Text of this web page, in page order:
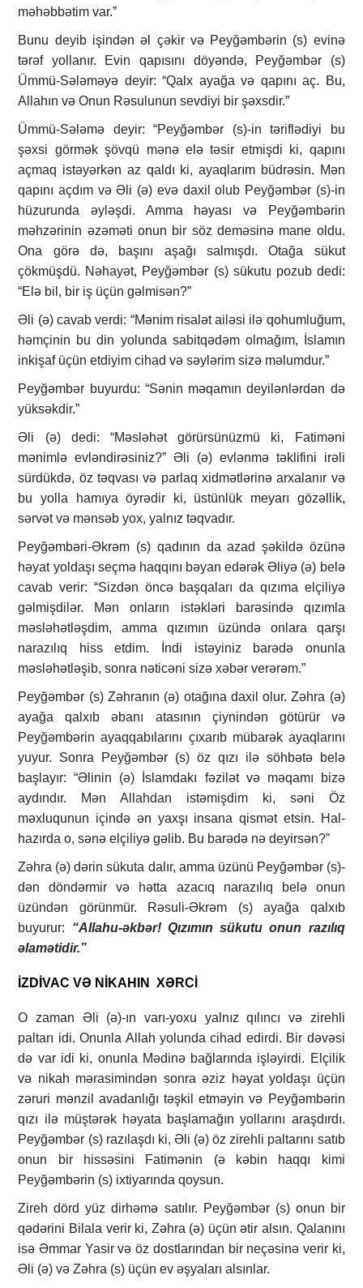
məhəbbətim var.”
Bunu deyib işindən əl çəkir və Peyğəmbərin (s) evinə
tərəf yollanır. Evin qapısını döyəndə, Peyğəmbər (s)
Ümmü-Sələməyə deyir: “Qalx ayağa və qapını aç. Bu,
Allahın və Onun Rəsulunun sevdiyi bir şəxsdir.”
Ümmü-Sələmə deyir: “Peyğəmbər (s)-in təriflədiyi bu
şəxsi görmək şövqü mənə elə təsir etmişdi ki, qapını
açmaq istəyərkən az qaldı ki, ayaqlarım büdrəsin. Mən
qapını açdım və Əli (ə) evə daxil olub Peyğəmbər (s)-in
hüzurunda əyləşdi. Amma həyası və Peyğəmbərin
məhzərinin əzəməti onun bir söz deməsinə mane oldu.
Ona görə də, başını aşağı salmışdı. Otağa sükut
çökmüşdü. Nəhayət, Peyğəmbər (s) sükutu pozub dedi:
“Elə bil, bir iş üçün gəlmisən?”
Əli (ə) cavab verdi: “Mənim risalət ailəsi ilə qohumluğum,
həmçinin bu din yolunda sabitqədəm olmağım, İslamın
inkişaf üçün etdiyim cihad və səylərim sizə məlumdur.”
Peyğəmbər buyurdu: “Sənin məqamın deyilənlərdən də
yüksəkdir.”
Əli (ə) dedi: “Məsləhət görürsünüzmü ki, Fatiməni
mənimlə evləndirəsiniz?” Əli (ə) evlənmə təklifini irəli
sürdükdə, öz təqvası və parlaq xidmətlərinə arxalanır və
bu yolla hamıya öyrədir ki, üstünlük meyarı gözəllik,
sərvət və mənsəb yox, yalnız təqvadır.
Peyğəmbəri-Əkrəm (s) qadının da azad şəkildə özünə
həyat yoldaşı seçmə haqqını bəyan edərək Əliyə (ə) belə
cavab verir: “Sizdən öncə başqaları da qızıma elçiliyə
gəlmişdilər. Mən onların istəkləri barəsində qızımla
məsləhətləşdim, amma qızımın üzündə onlara qarşı
narazılıq hiss etdim. İndi istəyiniz barədə onunla
məsləhətləşib, sonra nəticəni sizə xəbər verərəm.”
Peyğəmbər (s) Zəhranın (ə) otağına daxil olur. Zəhra (ə)
ayağa qalxıb əbanı atasının çiynindən götürür və
Peyğəmbərin ayaqqabılarını çıxarıb mübarək ayaqlarını
yuyur. Sonra Peyğəmbər (s) öz qızı ilə söhbətə belə
başlayır: “Əlinin (ə) İslamdakı fəzilət və məqamı bizə
aydındır. Mən Allahdan istəmişdim ki, səni Öz
məxluqunun içində ən yaxşı insana qismət etsin. Hal-
hazırda o, sənə elçiliyə gəlib. Bu barədə nə deyirsən?”
Zəhra (ə) dərin sükuta dalır, amma üzünü Peyğəmbər (s)-
dən döndərmir və hətta azacıq narazılıq belə onun
üzündən görünmür. Rəsuli-Əkrəm (s) ayağa qalxıb
buyurur: “Allahu-əkbər! Qızımın sükutu onun razılıq
əlamətidir.”
İZDİVAC VƏ NİKAHIN XƏRCİ
O zaman Əli (ə)-ın varı-yoxu yalnız qılıncı və zirehli
paltarı idi. Onunla Allah yolunda cihad edirdi. Bir dəvəsi
də var idi ki, onunla Mədinə bağlarında işləyirdi. Elçilik
və nikah mərasimindən sonra əziz həyat yoldaşı üçün
zəruri mənzil avadanlığı təşkil etməyin və Peyğəmbərin
qızı ilə müştərək həyata başlamağın yollarını araşdırdı.
Peyğəmbər (s) razılaşdı ki, Əli (ə) öz zirehli paltarını satıb
onun bir hissəsini Fatimənin (ə kəbin haqqı kimi
Peyğəmbərin (s) ixtiyarında qoysun.
Zireh dörd yüz dirhəmə satılır. Peyğəmbər (s) onun bir
qədərini Bilala verir ki, Zəhra (ə) üçün ətir alsın. Qalanını
isə Əmmar Yasir və öz dostlarından bir neçəsinə verir ki,
Əli (ə) və Zəhra (s) üçün ev əşyaları alsınlar.